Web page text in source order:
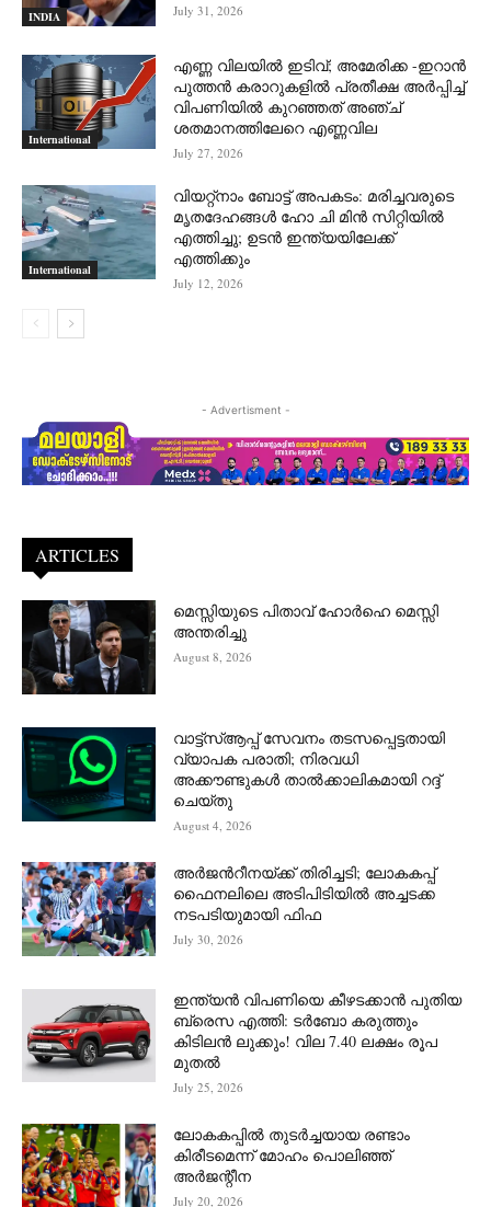
INDIA July 31, 2026
International
എണ്ണ വിലയില്‍ ഇടിവ്; അമേരിക്ക -ഇറാന്‍
പുത്തന്‍ കരാറുകളില്‍ പ്രതീക്ഷ അര്‍പ്പിച്ച്
വിപണിയില്‍ കുറഞ്ഞത് അഞ്ച്
ശതമാനത്തിലേറെ എണ്ണവില
July 27, 2026
International
വിയറ്റ്നാം ബോട്ട് അപകടം: മരിച്ചവരുടെ
മൃതദേഹങ്ങൾ ഹോ ചി മിൻ സിറ്റിയിൽ
എത്തിച്ചു; ഉടൻ ഇന്ത്യയിലേക്ക്
എത്തിക്കും
July 12, 2026
- Advertisment -
ARTICLES
മെസ്സിയുടെ പിതാവ് ഹോർഹെ മെസ്സി
അന്തരിച്ചു
August 8, 2026
വാട്ട്‌സ്ആപ്പ് സേവനം തടസപ്പെട്ടതായി
വ്യാപക പരാതി; നിരവധി
അക്കൗണ്ടുകൾ താൽക്കാലികമായി റദ്ദ്
ചെയ്തു
August 4, 2026
അർജന്‍റീനയ്ക്ക് തിരിച്ചടി; ലോകകപ്പ്
ഫൈനലിലെ അടിപിടിയിൽ അച്ചടക്ക
നടപടിയുമായി ഫിഫ
July 30, 2026
ഇന്ത്യൻ വിപണിയെ കീഴടക്കാന്‍ പുതിയ
ബ്രെസ എത്തി: ടർബോ കരുത്തും
കിടിലൻ ലുക്കും! വില 7.40 ലക്ഷം രൂപ
മുതൽ
July 25, 2026
ലോകകപ്പിൽ തുടർച്ചയായ രണ്ടാം
കിരീടമെന്ന് മോഹം പൊലിഞ്ഞ്
അർ‍ജന്റീന
July 20, 2026